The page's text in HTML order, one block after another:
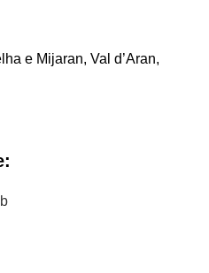
e Mijaran, Val d’Aran,